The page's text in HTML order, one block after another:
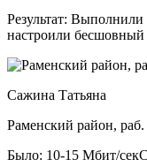
Результат: Выполнили
настроили бесшовный
Сажина Татьяна
Раменский район,
Было: 10-15 Мбит/сек